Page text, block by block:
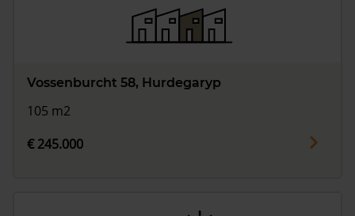
Vossenburcht 58, Hurdegaryp
105 m2
€ 245.000